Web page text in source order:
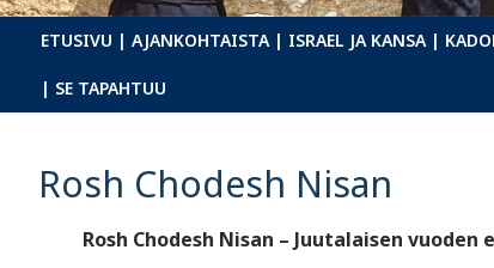
ETUSIVU | AJANKOHTAISTA | ISRAEL JA KANSA |
| SE TAPAHTUU
Rosh Chodesh Nisan
Rosh Chodesh Nisan – Juutalaisen